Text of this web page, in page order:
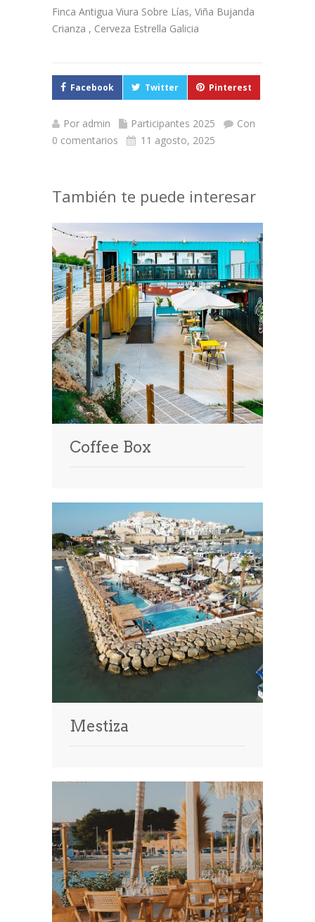
Finca Antigua Viura Sobre Lías, Viña Bujanda
Crianza , Cerveza Estrella Galicia
Facebook Twitter Pinterest
Por admin Participantes 2025
Con
0 comentarios
11 agosto, 2025
También te puede interesar
Coffee Box
Mestiza